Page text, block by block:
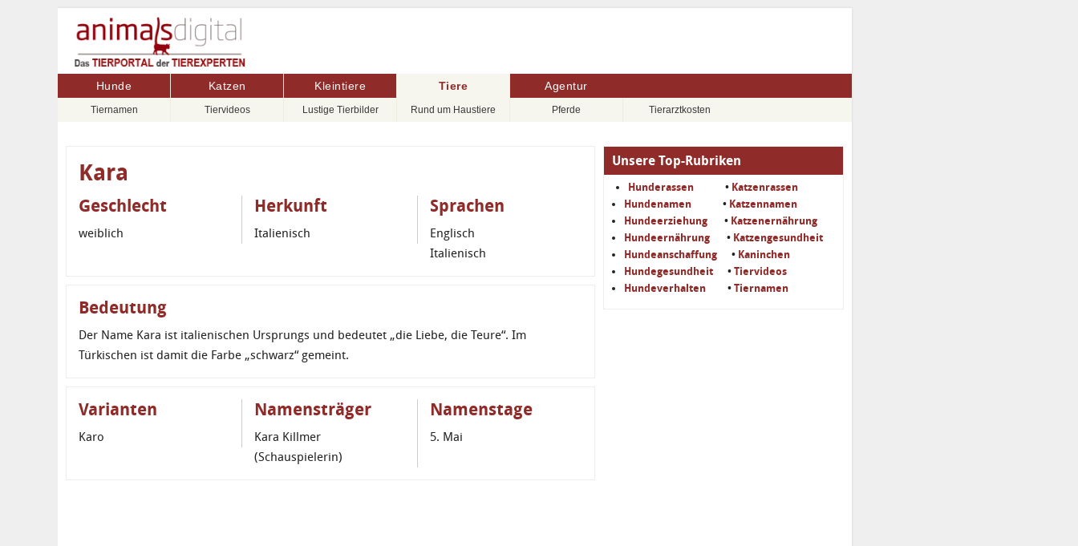
Hunde Katzen Kleintiere Tiere
Tiernamen Tiervideos Lustige Tierbilder Rund um Haustiere Pferde Tierarztkosten
Agentur
Kara
Geschlecht
weiblich
Herkunft
Italienisch
Sprachen
Englisch
Italienisch
Bedeutung
Der Name Kara ist italienischen Ursprungs und bedeutet „die Liebe, die Teure“. Im
Türkischen ist damit die Farbe „schwarz“ gemeint.
Varianten
Karo
Namensträger
Kara Killmer
(Schauspielerin)
Namenstage
5. Mai
Unsere Top-Rubriken
Hunderassen • Katzenrassen
Hundenamen
• Katzennamen
Hundeerziehung • Katzenernährung
Hundeernährung • Katzengesundheit
Hundeanschaffung • Kaninchen
Hundegesundheit • Tiervideos
Hundeverhalten • Tiernamen